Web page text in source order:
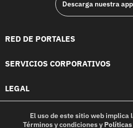
Descarga nuestra
RED DE PORTALES
SERVICIOS CORPORATIVOS
LEGAL
El uso de este sitio web implica
Términos y condicionesy